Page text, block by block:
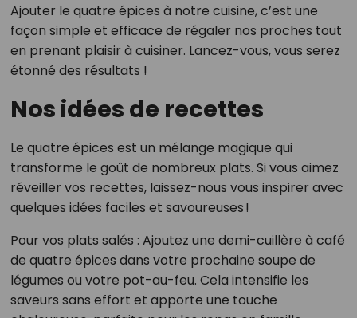
Ajouter le quatre épices à notre cuisine, c’est une
façon simple et efficace de régaler nos proches tout
en prenant plaisir à cuisiner. Lancez-vous, vous serez
étonné des résultats !
Nos idées de recettes
Le quatre épices est un mélange magique qui
transforme le goût de nombreux plats. Si vous aimez
réveiller vos recettes, laissez-nous vous inspirer avec
quelques idées faciles et savoureuses !
Pour vos plats salés : Ajoutez une demi-cuillère à café
de quatre épices dans votre prochaine soupe de
légumes ou votre pot-au-feu. Cela intensifie les
saveurs sans effort et apporte une touche